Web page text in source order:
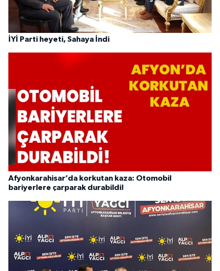
İYİ Parti heyeti, Sahaya İndi
Afyonkarahisar’da korkutan kaza: Otomobil
bariyerlere çarparak durabildi!